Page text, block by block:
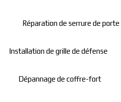
Réparation de serrure de
Installation de grille de défense
Dépannage de coffre-fort